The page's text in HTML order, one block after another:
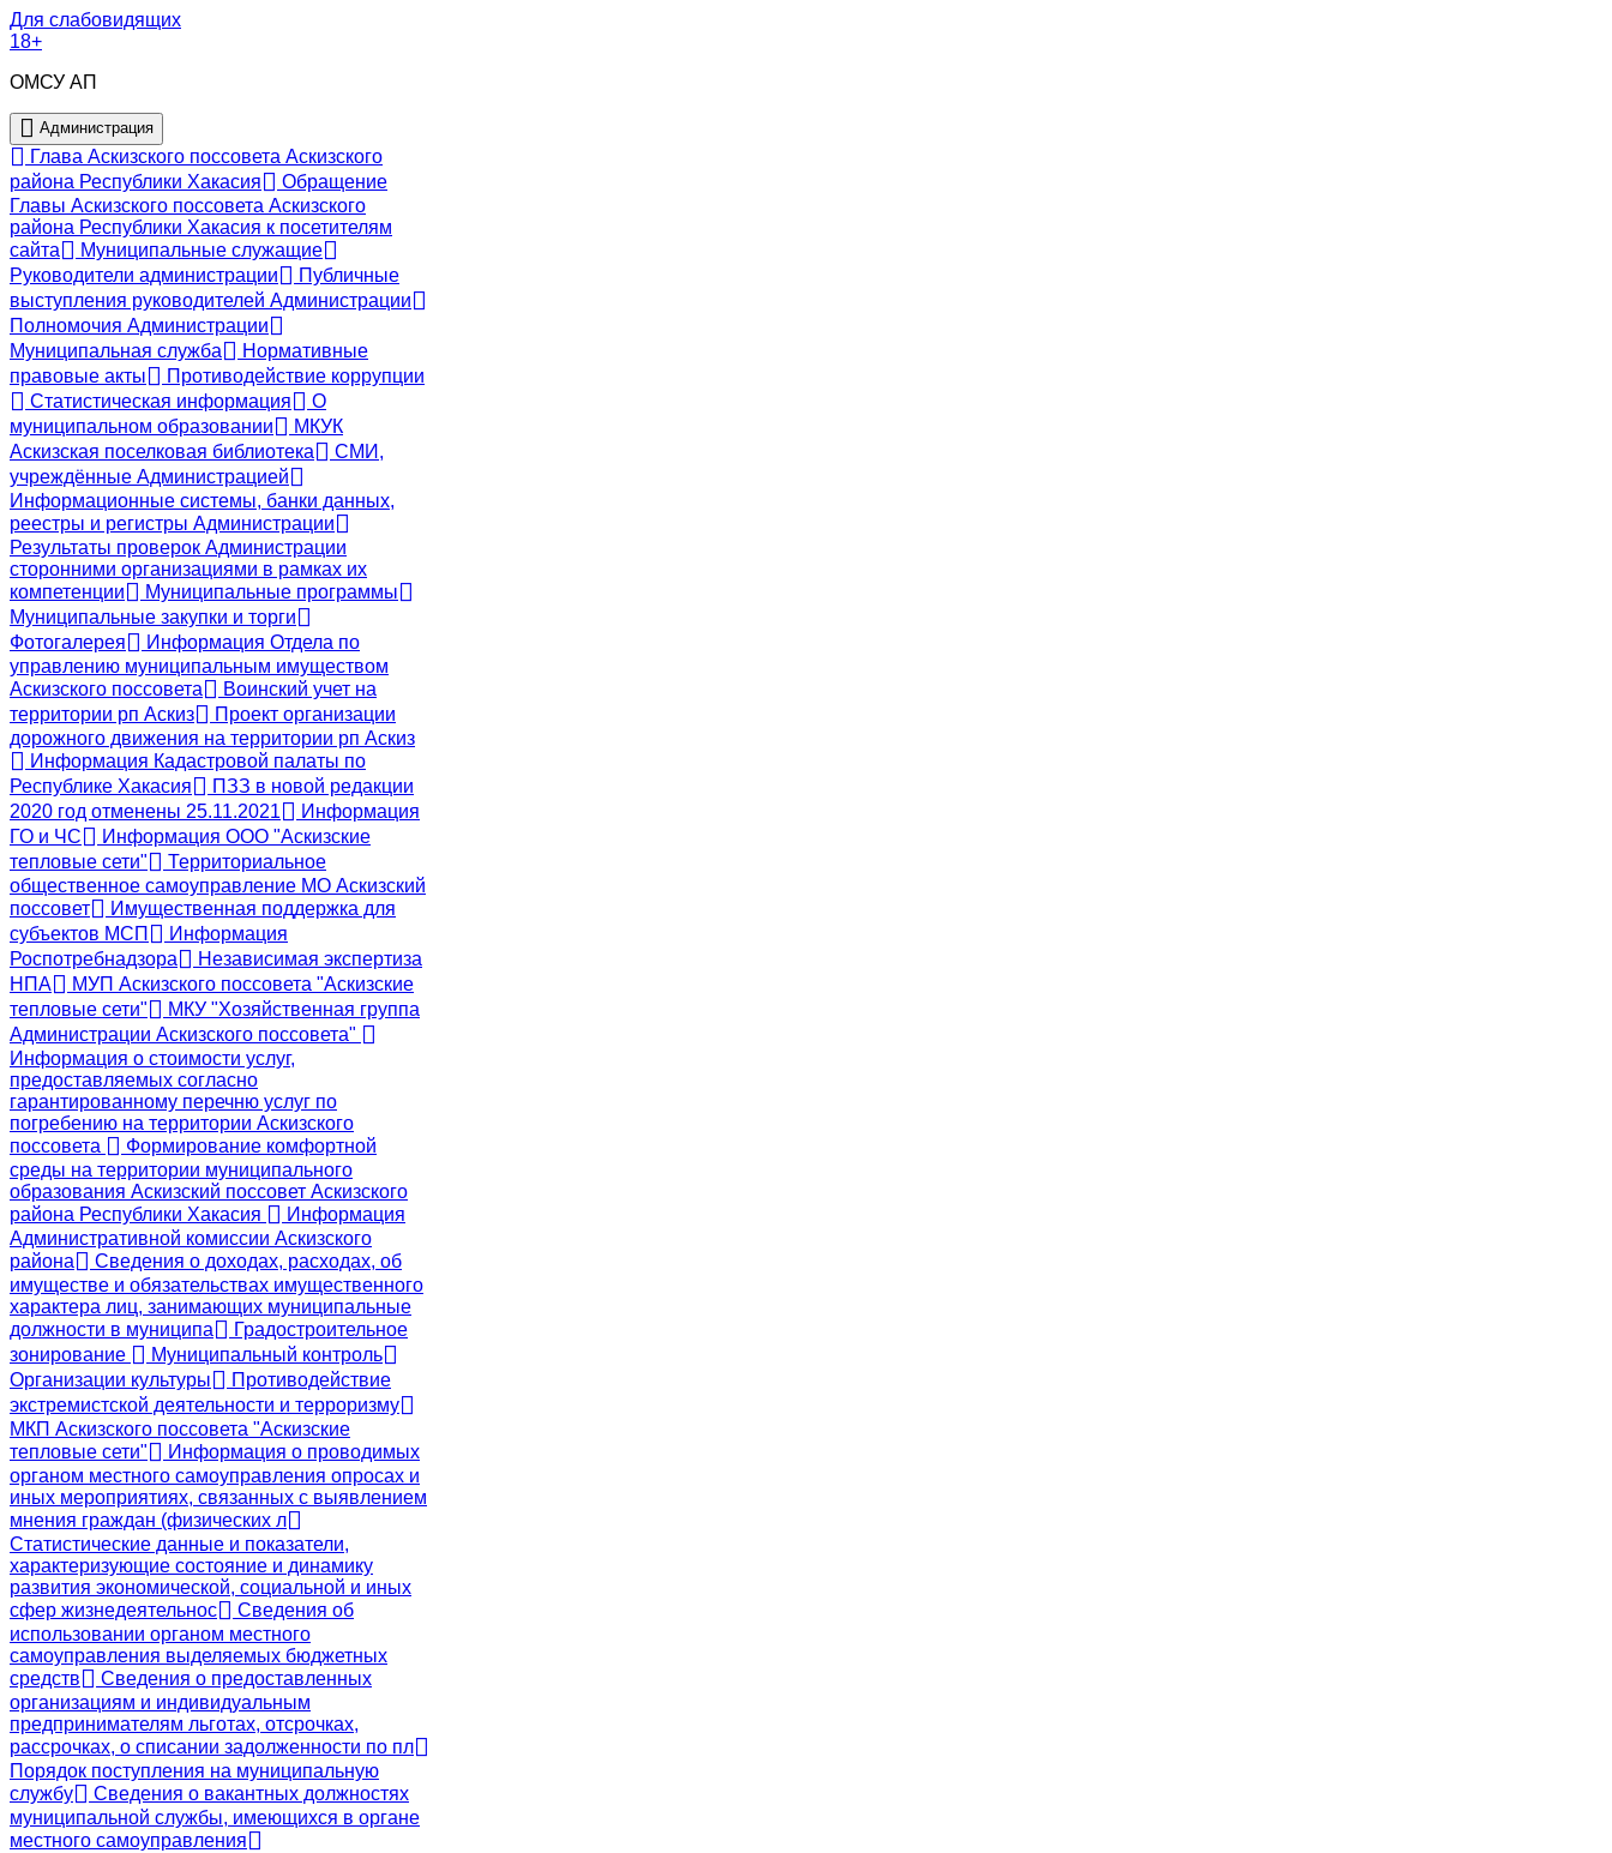
Для слабовидящих
18+
ОМСУ АП
Администрация
Глава Аскизского поссовета Аскизского
района Республики Хакасия
Обращение
Главы Аскизского поссовета Аскизского
района Республики Хакасия к посетителям
сайта
Муниципальные служащие
Руководители администрации
Публичные
выступления руководителей Администрации
Полномочия Администрации
Муниципальная служба
Нормативные
правовые акты
Противодействие коррупции
Статистическая информация
О
муниципальном образовании
МКУК
Аскизская поселковая библиотека
СМИ,
учреждённые Администрацией
Информационные системы, банки данных,
реестры и регистры Администрации
Результаты проверок Администрации
сторонними организациями в рамках их
компетенции
Муниципальные программы
Муниципальные закупки и торги
Фотогалерея
Информация Отдела по
управлению муниципальным имуществом
Аскизского поссовета
Воинский учет на
территории рп Аскиз
Проект организации
дорожного движения на территории рп Аскиз
Информация Кадастровой палаты по
Республике Хакасия
ПЗЗ в новой редакции
2020 год отменены 25.11.2021
Информация
ГО и ЧС
Информация ООО "Аскизские
тепловые сети"
Территориальное
общественное самоуправление МО Аскизский
поссовет
Имущественная поддержка для
субъектов МСП
Информация
Роспотребнадзора
Независимая экспертиза
НПА
МУП Аскизского поссовета "Аскизские
тепловые сети"
МКУ "Хозяйственная группа
Администрации Аскизского поссовета"
Информация о стоимости услуг,
предоставляемых согласно
гарантированному перечню услуг по
погребению на территории Аскизского
поссовета
Формирование комфортной
среды на территории муниципального
образования Аскизский поссовет Аскизского
района Республики Хакасия
Информация
Административной комиссии Аскизского
района
Сведения о доходах, расходах, об
имуществе и обязательствах имущественного
характера лиц, занимающих муниципальные
должности в муниципа
Градостроительное
зонирование
Муниципальный контроль
Организации культуры
Противодействие
экстремистской деятельности и терроризму
МКП Аскизского поссовета "Аскизские
тепловые сети"
Информация о проводимых
органом местного самоуправления опросах и
иных мероприятиях, связанных с выявлением
мнения граждан (физических л
Статистические данные и показатели,
характеризующие состояние и динамику
развития экономической, социальной и иных
сфер жизнедеятельнос
Сведения об
использовании органом местного
самоуправления выделяемых бюджетных
средств
Сведения о предоставленных
организациям и индивидуальным
предпринимателям льготах, отсрочках,
рассрочках, о списании задолженности по пл
Порядок поступления на муниципальную
службу
Сведения о вакантных должностях
муниципальной службы, имеющихся в органе
местного самоуправления